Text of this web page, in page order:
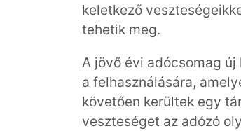
keletkező
tehetik meg.
A jövő évi adócsomag
a felhasználására,
követően kerültek egy
veszteséget az adózó